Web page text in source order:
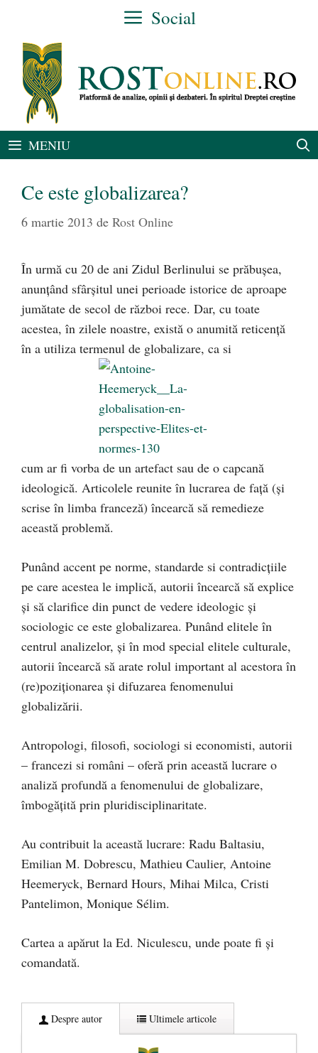
conținut
Social
MENIU
Ce este globalizarea?
6 martie 2013 de Rost Online
În urmă cu 20 de ani Zidul Berlinului se prăbuşea,
anunţând sfârşitul unei perioade istorice de aproape
jumătate de secol de război rece. Dar, cu toate
acestea, în zilele noastre, există o anumită reticenţă
în a utiliza termenul de globalizare, ca si
cum ar fi vorba de un artefact sau de o capcană
ideologică. Articolele reunite în lucrarea de faţă (şi
scrise în limba franceză) încearcă să remedieze
această problemă.
Punând accent pe norme, standarde si contradicţiile
pe care acestea le implică, autorii încearcă să explice
şi să clarifice din punct de vedere ideologic şi
sociologic ce este globalizarea. Punând elitele în
centrul analizelor, şi în mod special elitele culturale,
autorii încearcă să arate rolul important al acestora în
(re)poziţionarea şi difuzarea fenomenului
globalizării.
Antropologi, filosofi, sociologi si economisti, autorii
– francezi si români – oferă prin această lucrare o
analiză profundă a fenomenului de globalizare,
îmbogăţită prin pluridisciplinaritate.
Au contribuit la această lucrare: Radu Baltasiu,
Emilian M. Dobrescu, Mathieu Caulier, Antoine
Heemeryck, Bernard Hours, Mihai Milca, Cristi
Pantelimon, Monique Sélim.
Cartea a apărut la Ed. Niculescu, unde poate fi şi
comandată.
Despre autor Ultimele articole